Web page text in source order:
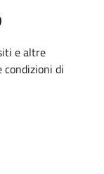
e altre
di